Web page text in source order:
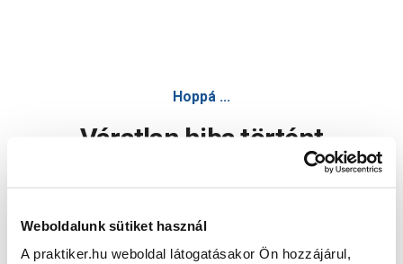
Weboldalunk sütiket használ
A praktiker.hu weboldal látogatásakor Ön hozzájárul,
Hoppá ...
Váratlan hiba történt
Oldal újratöltése